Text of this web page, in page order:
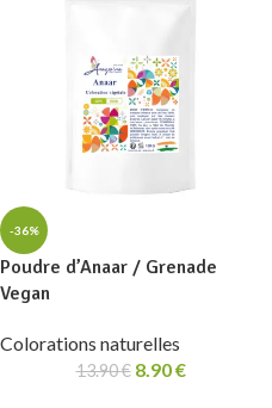
-36%
Poudre d’Anaar / Grenade
Vegan
Colorations naturelles
13.90€ 8.90€